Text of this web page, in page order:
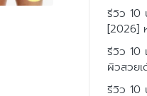
รีวิว 10
[2026]
รีวิว 10
ผิวสวย
รีวิว 10